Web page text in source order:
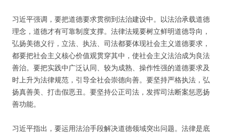
习近平强调，要把道德要求贯彻到法治建设中。以法治承载道德
理念，道德才有可靠制度支撑。法律法规要树立鲜明道德导向，
弘扬美德义行，立法、执法、司法都要体现社会主义道德要求，
都要把社会主义核心价值观贯穿其中，使社会主义法治成为良法
善治。要把实践中广泛认同、较为成熟、操作性强的道德要求及
时上升为法律规范，引导全社会崇德向善。要坚持严格执法，弘
扬真善美、打击假恶丑。要坚持公正司法，发挥司法断案惩恶扬
善功能。
习近平指出，要运用法治手段解决道德领域突出问题。法律是底